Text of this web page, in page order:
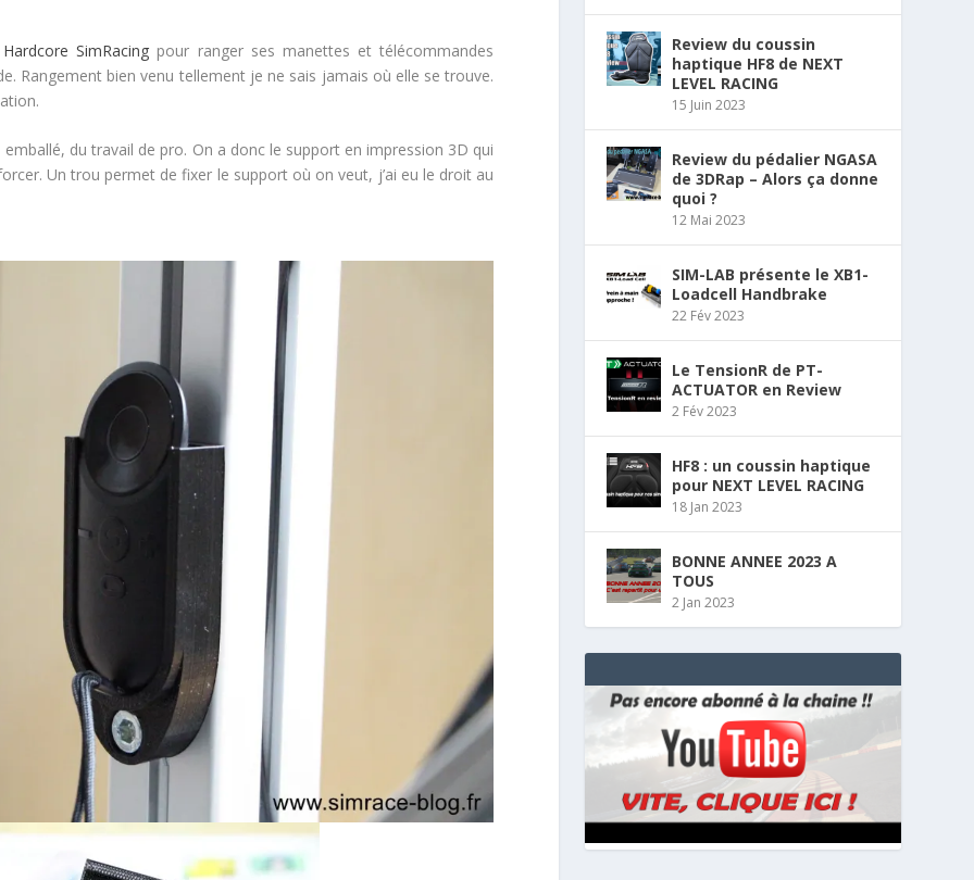
Hardcore SimRacing pour ranger ses manettes et télécommandes
Rangement bien venu tellement je ne sais jamais où elle se trouve.
du travail de pro. On a donc le support en impression 3D qui
Un trou permet de fixer le support où on veut, j’ai eu le droit au
Review du coussin
haptique HF8 de NEXT
LEVEL RACING
15 Juin 2023
Review du pédalier NGASA
de 3DRap – Alors ça donne
quoi ?
12 Mai 2023
SIM-LAB présente le XB1-
Loadcell Handbrake
22 Fév 2023
Le TensionR de PT-
ACTUATOR en Review
2 Fév 2023
HF8 : un coussin haptique
pour NEXT LEVEL RACING
18 Jan 2023
BONNE ANNEE 2023 A
TOUS
2 Jan 2023